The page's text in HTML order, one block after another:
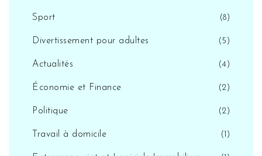
Sport (8)
Divertissement pour adultes (5)
Actualités (4)
Économie et Finance (2)
Politique (2)
Travail à domicile (1)